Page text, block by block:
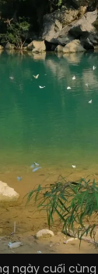
ngày cuối